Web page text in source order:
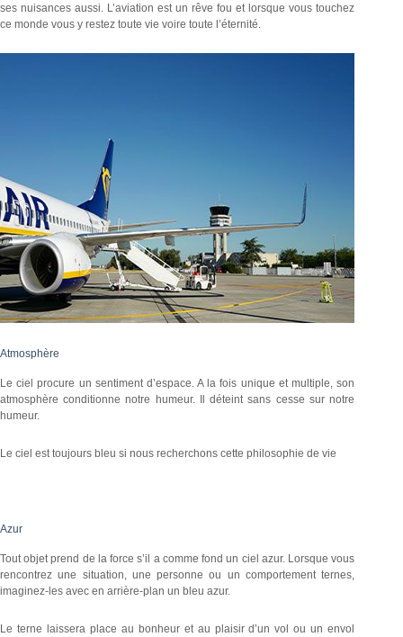
ses nuisances aussi. L’aviation est un rêve fou et lorsque vous touchez
ce monde vous y restez toute vie voire toute l’éternité.
Atmosphère
Le ciel procure un sentiment d’espace. A la fois unique et multiple, son
atmosphère conditionne notre humeur. Il déteint sans cesse sur notre
humeur.
Le ciel est toujours bleu si nous recherchons cette philosophie de vie
Azur
Tout objet prend de la force s’il a comme fond un ciel azur. Lorsque vous
rencontrez une situation, une personne ou un comportement ternes,
imaginez-les avec en arrière-plan un bleu azur.
Le terne laissera place au bonheur et au plaisir d’un vol ou un envol